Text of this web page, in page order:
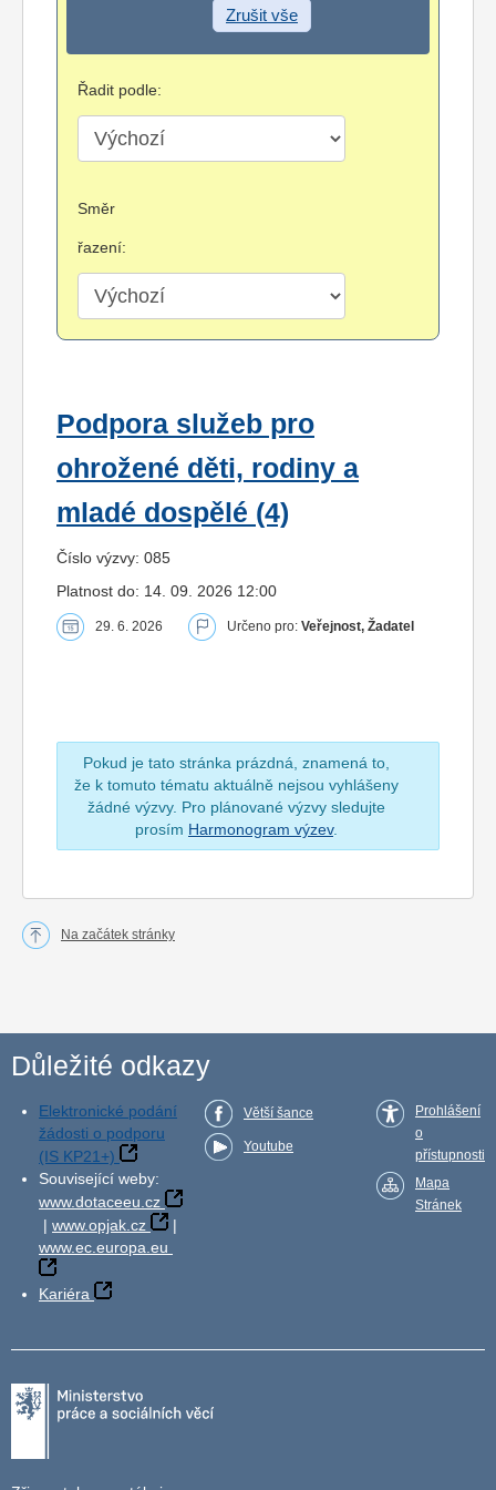
Zrušit vše
Řadit podle:
Směr
řazení:
Podpora služeb pro
ohrožené děti, rodiny a
mladé dospělé (4)
Číslo výzvy: 085
Platnost do: 14. 09. 2026 12:00
29. 6. 2026 Určeno pro: Veřejnost, Žadatel
Pokud je tato stránka prázdná, znamená to,
že k tomuto tématu aktuálně nejsou vyhlášeny
žádné výzvy. Pro plánované výzvy sledujte
prosím Harmonogram výzev.
Na začátek stránky
Důležité odkazy
Elektronické podání
žádosti o podporu
(IS KP21+)
Související weby:
www.dotaceeu.cz
| www.opjak.cz
|
www.ec.europa.eu
Kariéra
Větší šance
Youtube
Prohlášení
o
přístupnosti
Mapa
Stránek